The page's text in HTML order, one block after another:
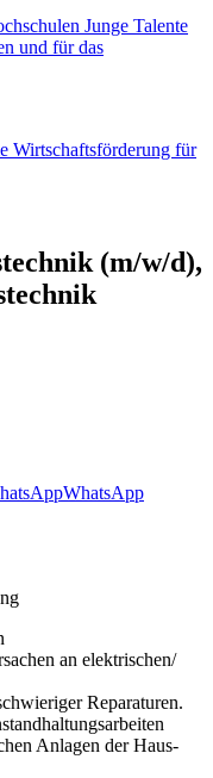
Junge Talente
und für das
Wirtschaftsförderung für
(m/w/d),
WhatsApp
an elektrischen/
Reparaturen.
Anlagen der Haus-